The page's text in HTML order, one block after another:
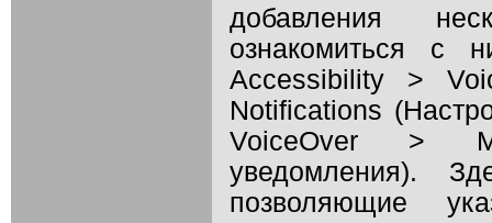
добавления
ознакомиться с
Accessibility >
Notifications
VoiceOver >
уведомления).
позволяющие